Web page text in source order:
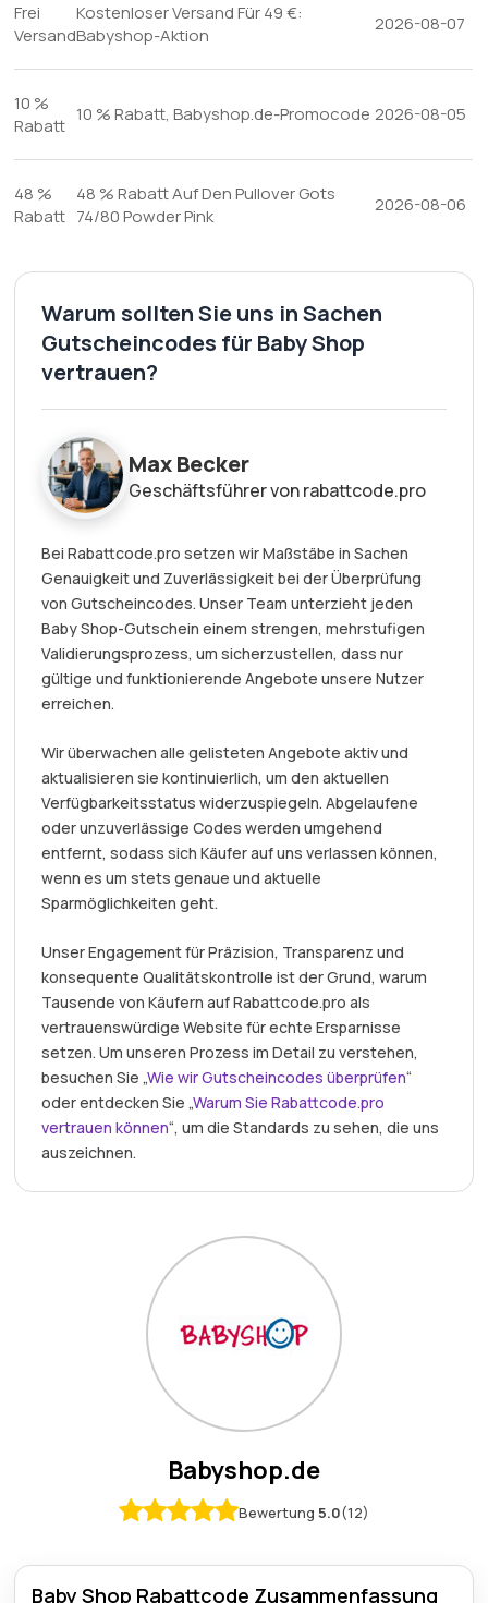
Frei
Versand
Kostenloser Versand Für 49 €:
Babyshop-Aktion
2026-08-07
10 %
Rabatt
10 % Rabatt, Babyshop.de-Promocode 2026-08-05
48 %
Rabatt
48 % Rabatt Auf Den Pullover Gots
74/80 Powder Pink
2026-08-06
Warum sollten Sie uns in Sachen
Gutscheincodes für Baby Shop
vertrauen?
Max Becker
Geschäftsführer von rabattcode.pro
Bei Rabattcode.pro setzen wir Maßstäbe in Sachen
Genauigkeit und Zuverlässigkeit bei der Überprüfung
von Gutscheincodes. Unser Team unterzieht jeden
Baby Shop-Gutschein einem strengen, mehrstufigen
Validierungsprozess, um sicherzustellen, dass nur
gültige und funktionierende Angebote unsere Nutzer
erreichen.
Wir überwachen alle gelisteten Angebote aktiv und
aktualisieren sie kontinuierlich, um den aktuellen
Verfügbarkeitsstatus widerzuspiegeln. Abgelaufene
oder unzuverlässige Codes werden umgehend
entfernt, sodass sich Käufer auf uns verlassen können,
wenn es um stets genaue und aktuelle
Sparmöglichkeiten geht.
Unser Engagement für Präzision, Transparenz und
konsequente Qualitätskontrolle ist der Grund, warum
Tausende von Käufern auf Rabattcode.pro als
vertrauenswürdige Website für echte Ersparnisse
setzen. Um unseren Prozess im Detail zu verstehen,
besuchen Sie „Wie wir Gutscheincodes überprüfen“
oder entdecken Sie „Warum Sie Rabattcode.pro
vertrauen können“, um die Standards zu sehen, die uns
auszeichnen.
Babyshop.de
Bewertung 5.0(12)
Baby Shop Rabattcode Zusammenfassung